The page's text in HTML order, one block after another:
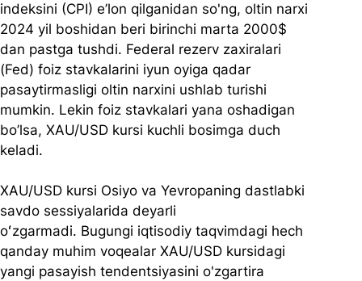
indeksini (CPI) e’lon qilganidan so'ng, oltin narxi
2024 yil boshidan beri birinchi marta 2000$
dan pastga tushdi. Federal rezerv zaxiralari
(Fed) foiz stavkalarini iyun oyiga qadar
pasaytirmasligi oltin narxini ushlab turishi
mumkin. Lekin foiz stavkalari yana oshadigan
bo’lsa, XAU/USD kursi kuchli bosimga duch
keladi.
XAU/USD kursi Osiyo va Yevropaning dastlabki
savdo sessiyalarida deyarli
oʻzgarmadi. Bugungi iqtisodiy taqvimdagi hech
qanday muhim voqealar XAU/USD kursidagi
yangi pasayish tendentsiyasini o'zgartira